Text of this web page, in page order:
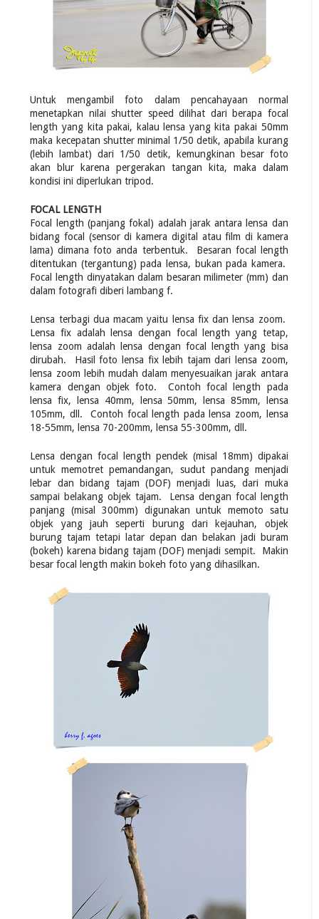
Untuk mengambil foto dalam pencahayaan normal
menetapkan nilai shutter speed dilihat dari berapa focal
length yang kita pakai, kalau lensa yang kita pakai 50mm
maka kecepatan shutter minimal 1/50 detik, apabila kurang
(lebih lambat) dari 1/50 detik, kemungkinan besar foto
akan blur karena pergerakan tangan kita, maka dalam
kondisi ini diperlukan tripod.
FOCAL LENGTH
Focal length (panjang fokal) adalah jarak antara lensa dan
bidang focal (sensor di kamera digital atau film di kamera
lama) dimana foto anda terbentuk. Besaran focal length
ditentukan (tergantung) pada lensa, bukan pada kamera.
Focal length dinyatakan dalam besaran milimeter (mm) dan
dalam fotografi diberi lambang f.
Lensa terbagi dua macam yaitu lensa fix dan lensa zoom.
Lensa fix adalah lensa dengan focal length yang tetap,
lensa zoom adalah lensa dengan focal length yang bisa
dirubah. Hasil foto lensa fix lebih tajam dari lensa zoom,
lensa zoom lebih mudah dalam menyesuaikan jarak antara
kamera dengan objek foto. Contoh focal length pada
lensa fix, lensa 40mm, lensa 50mm, lensa 85mm, lensa
105mm, dll. Contoh focal length pada lensa zoom, lensa
18-55mm, lensa 70-200mm, lensa 55-300mm, dll.
Lensa dengan focal length pendek (misal 18mm) dipakai
untuk memotret pemandangan, sudut pandang menjadi
lebar dan bidang tajam (DOF) menjadi luas, dari muka
sampai belakang objek tajam. Lensa dengan focal length
panjang (misal 300mm) digunakan untuk memoto satu
objek yang jauh seperti burung dari kejauhan, objek
burung tajam tetapi latar depan dan belakan jadi buram
(bokeh) karena bidang tajam (DOF) menjadi sempit. Makin
besar focal length makin bokeh foto yang dihasilkan.